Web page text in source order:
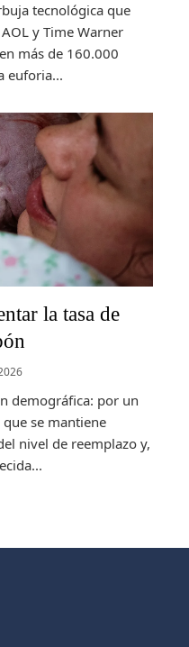
tecnológica que
y Time Warner
más de 160.000
euforia...
la tasa de
demográfica: por un
se mantiene
nivel de reemplazo y,